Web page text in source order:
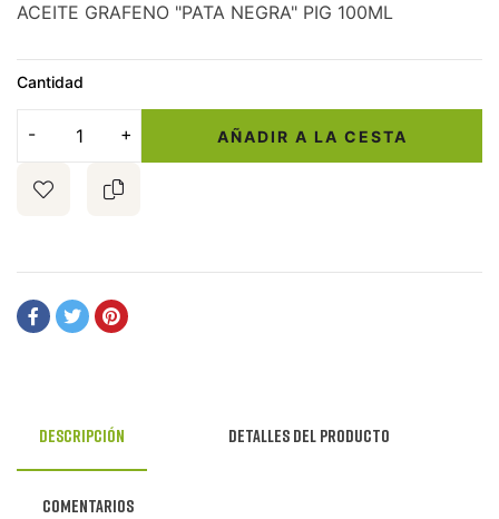
ACEITE GRAFENO "PATA NEGRA" PIG 100ML
Cantidad
AÑADIR A LA CESTA
Descripción Detalles del producto
Comentarios